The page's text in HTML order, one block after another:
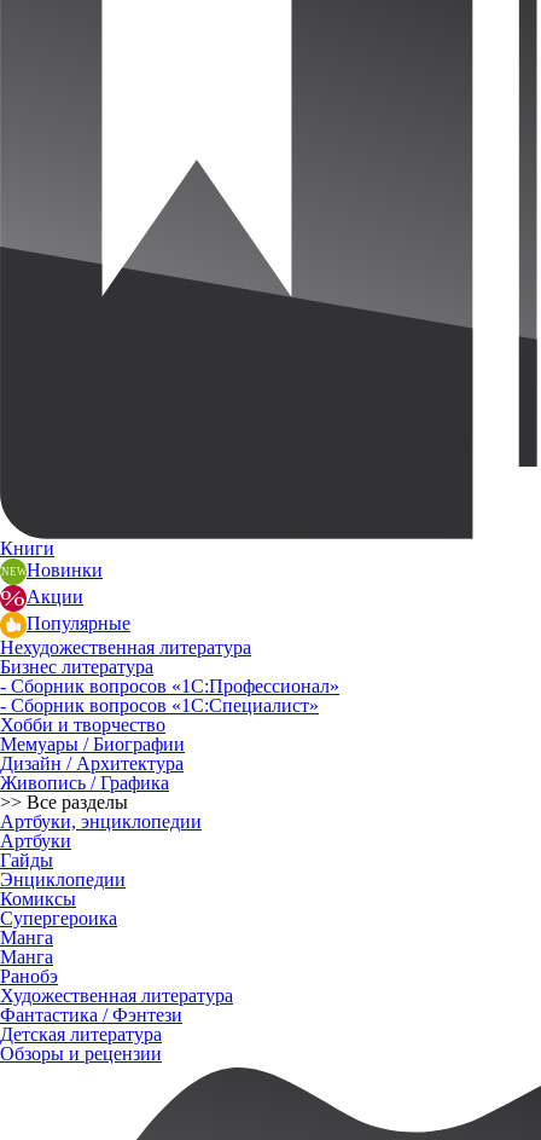
Книги
Новинки
Акции
Популярные
Нехудожественная литература
Бизнес литература
- Сборник вопросов «1С:Профессионал»
- Сборник вопросов «1С:Специалист»
Хобби и творчество
Мемуары / Биографии
Дизайн / Архитектура
Живопись / Графика
>> Все разделы
Артбуки, энциклопедии
Артбуки
Гайды
Энциклопедии
Комиксы
Супергероика
Манга
Манга
Ранобэ
Художественная литература
Фантастика / Фэнтези
Детская литература
Обзоры и рецензии